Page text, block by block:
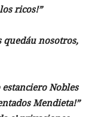
ricos!”
quedáu nosotros,
Nobles
Mendieta!”